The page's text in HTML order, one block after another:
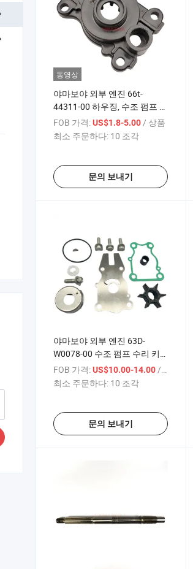
동영상
야마보야 외부 엔진 66t-
44311-00 하우징, 수조 펌프 야
마하 40HP 2 스트로크 외부 모
터 66t44311
FOB 가격:US$1.8-5.00 / 상품
최소 주문하다: 10 조각
문의 보내기
야마보야 외부 엔진 63D-
W0078-00 수조 펌프 수리 키
트 야마하 보트 엔진
40/50/60HP
FOB 가격:US$10.00-14.00 / 상품
최소 주문하다: 10 조각
문의 보내기